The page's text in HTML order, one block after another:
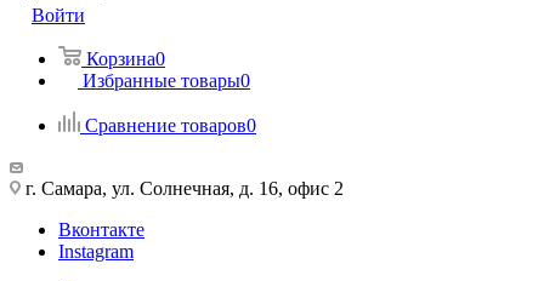
Войти
Корзина0
Избранные товары0
Сравнение товаров0
г. Самара, ул. Солнечная, д. 16, офис 2
Вконтакте
Instagram